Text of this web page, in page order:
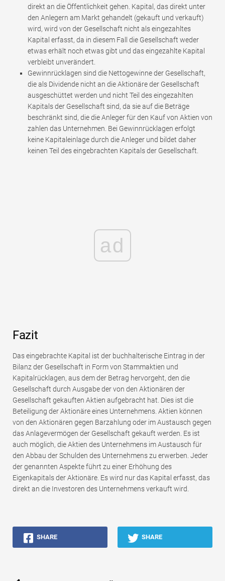
direkt an die Öffentlichkeit gehen. Kapital, das direkt unter
den Anlegern am Markt gehandelt (gekauft und verkauft)
wird, wird von der Gesellschaft nicht als eingezahltes
Kapital erfasst, da in diesem Fall die Gesellschaft weder
etwas erhält noch etwas gibt und das eingezahlte Kapital
verbleibt unverändert.
Gewinnrücklagen sind die Nettogewinne der Gesellschaft,
die als Dividende nicht an die Aktionäre der Gesellschaft
ausgeschüttet werden und nicht Teil des eingezahlten
Kapitals der Gesellschaft sind, da sie auf die Beträge
beschränkt sind, die die Anleger für den Kauf von Aktien von
zahlen das Unternehmen. Bei Gewinnrücklagen erfolgt
keine Kapitaleinlage durch die Anleger und bildet daher
keinen Teil des eingebrachten Kapitals der Gesellschaft.
ad
Fazit
Das eingebrachte Kapital ist der buchhalterische Eintrag in der
Bilanz der Gesellschaft in Form von Stammaktien und
Kapitalrücklagen, aus dem der Betrag hervorgeht, den die
Gesellschaft durch Ausgabe der von den Aktionären der
Gesellschaft gekauften Aktien aufgebracht hat. Dies ist die
Beteiligung der Aktionäre eines Unternehmens. Aktien können
von den Aktionären gegen Barzahlung oder im Austausch gegen
das Anlagevermögen der Gesellschaft gekauft werden. Es ist
auch möglich, die Aktien des Unternehmens im Austausch für
den Abbau der Schulden des Unternehmens zu erwerben. Jeder
der genannten Aspekte führt zu einer Erhöhung des
Eigenkapitals der Aktionäre. Es wird nur das Kapital erfasst, das
direkt an die Investoren des Unternehmens verkauft wird.
SHARE SHARE